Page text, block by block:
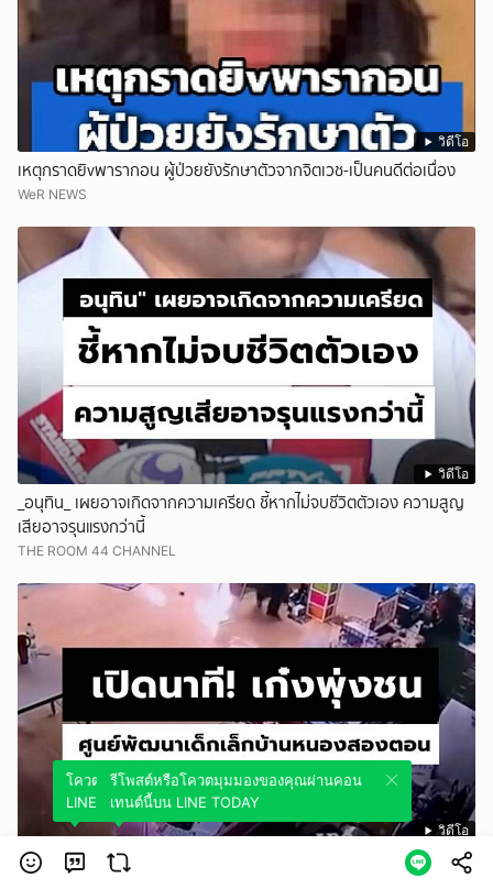
วิดีโอ
เหตุกราดยิvพารากอน ผู้ป่วยยังรักษาตัวจากจิตเวช-เป็นคนดีต่อเนื่อง
WeR NEWS
วิดีโอ
_อนุทิน_ เผยอาจเกิดจากความเครียด ชี้หากไม่จบชีวิตตัวเอง ความสูญ
เสียอาจรุนแรงกว่านี้
THE ROOM 44 CHANNEL
วิดีโอ
เปิดนาที!เก๋งพุ่งชนศูนย์พัฒนาเด็กเล็กบ้านหนองสองตอน
โควตมุมมองของคุณผ่านคอนเทนต์นี้บน
LINE TODAY
รีโพสต์หรือโควตมุมมองของคุณผ่านคอน
เทนต์นี้บน LINE TODAY